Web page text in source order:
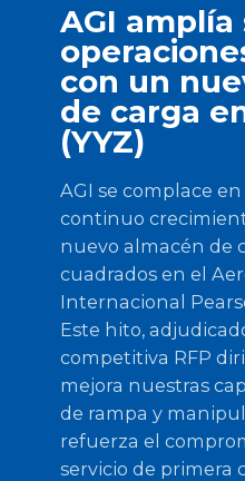
AGI amplía
con un
de carga
(YYZ)
AGI se complace
continuo
nuevo almacén de
cuadrados en el
Internacional
Este hito,
competitiva RFP
mejora nuestras
de rampa y
refuerza el
servicio de primera